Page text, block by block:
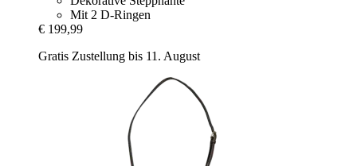
Mit 2 D-Ringen
€ 199,99
Gratis Zustellung bis 11. August